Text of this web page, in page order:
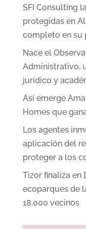
SFI Consulting
protegidas en
completo en su
Nace el
Administrativo,
jurídico y
Así emerge
Homes que
Los agentes
aplicación del
proteger a los
Tizor finaliza en
ecoparques de
18.000 vecinos